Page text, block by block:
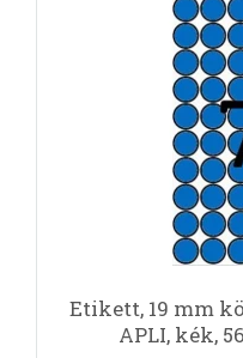
Etikett, 19 mm
APLI, kék,